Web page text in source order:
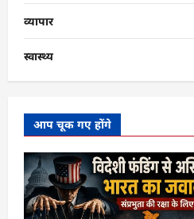
व्यापार
स्वास्थ्य
आप चूक गए होंगे